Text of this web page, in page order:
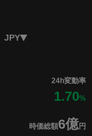
JPY
24h変動率
1.70%
時価総額6億円